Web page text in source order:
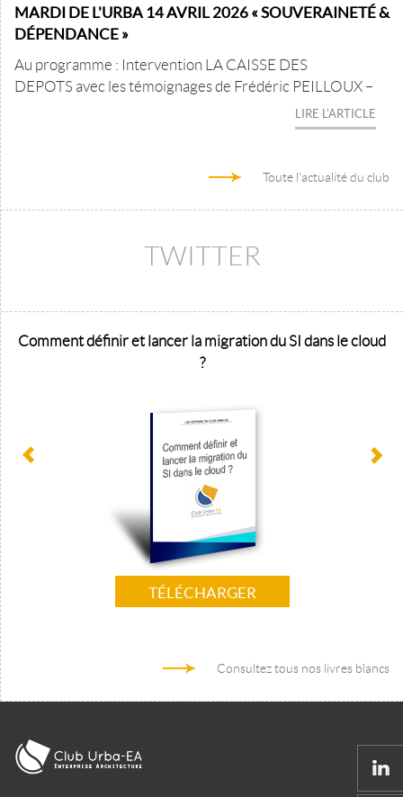
MARDI DE L'URBA 14 AVRIL 2026 « SOUVERAINETÉ &
DÉPENDANCE »
Au programme : Intervention LA CAISSE DES
DEPOTS avec les témoignages de Frédéric PEILLOUX –
LIRE L'ARTICLE
Toute l'actualité du club
TWITTER
Comment définir et lancer la migration du SI dans le cloud
?
TÉLÉCHARGER
Consultez tous nos livres blancs